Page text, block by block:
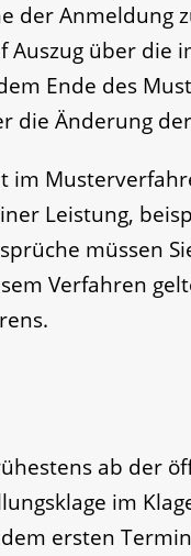
der Anmeldung
Auszug über die
Ende des
die Änderung
im
Leistung,
müssen
Verfahren
ab der
im
ersten Termin